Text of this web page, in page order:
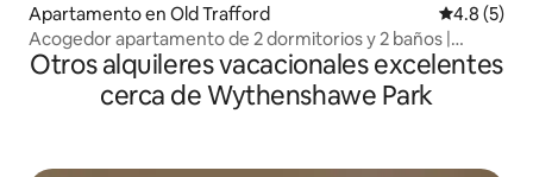
Apartamento en Old Trafford
4.8 (5)
Acogedor apartamento de 2 dormitorios y 2 baños |
Gimnasio, sala de estudio y estacionamiento gratuito
Otros alquileres vacacionales excelentes
cerca de Wythenshawe Park